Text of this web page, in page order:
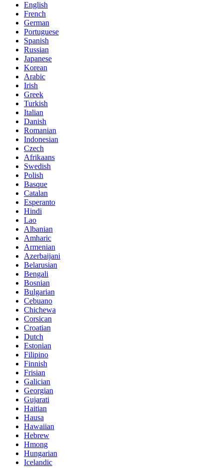
English
French
German
Portuguese
Spanish
Russian
Japanese
Korean
Arabic
Irish
Greek
Turkish
Italian
Danish
Romanian
Indonesian
Czech
Afrikaans
Swedish
Polish
Basque
Catalan
Esperanto
Hindi
Lao
Albanian
Amharic
Armenian
Azerbaijani
Belarusian
Bengali
Bosnian
Bulgarian
Cebuano
Chichewa
Corsican
Croatian
Dutch
Estonian
Filipino
Finnish
Frisian
Galician
Georgian
Gujarati
Haitian
Hausa
Hawaiian
Hebrew
Hmong
Hungarian
Icelandic